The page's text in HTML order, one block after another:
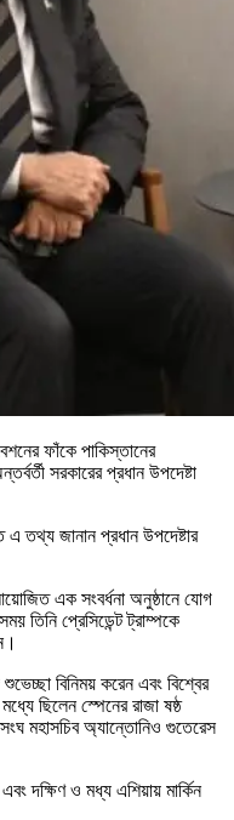
ফাঁকে পাকিস্তানের
সরকারের প্রধান উপদেষ্টা
তথ্য জানান প্রধান উপদেষ্টার
এক সংবর্ধনা অনুষ্ঠানে যোগ
তিনি প্রেসিডেন্ট ট্রাম্পকে
বিনিময় করেন এবং বিশ্বের
ছিলেন স্পেনের রাজা ষষ্ঠ
মহাসচিব অ্যান্তোনিও গুতেরেস
এবং দক্ষিণ ও মধ্য এশিয়ায় মার্কিন